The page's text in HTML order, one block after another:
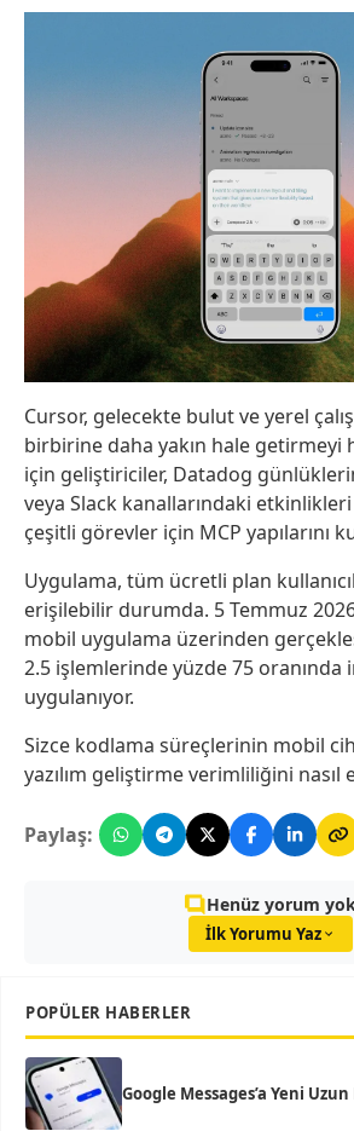
Cursor, gelecekte bulut ve yerel
birbirine daha yakın hale getirmeyi
için geliştiriciler, Datadog
veya Slack kanallarındaki
çeşitli görevler için MCP yapılarını
Uygulama, tüm ücretli plan
erişilebilir durumda. 5 Temmuz
mobil uygulama üzerinden
2.5 işlemlerinde yüzde 75 oranında
uygulanıyor.
Sizce kodlama süreçlerinin mobil
yazılım geliştirme verimliliğini nasıl
Paylaş:
Henüz yorum
İlk Yorumu Yaz
POPÜLER HABERLER
Google Messages’a Yeni